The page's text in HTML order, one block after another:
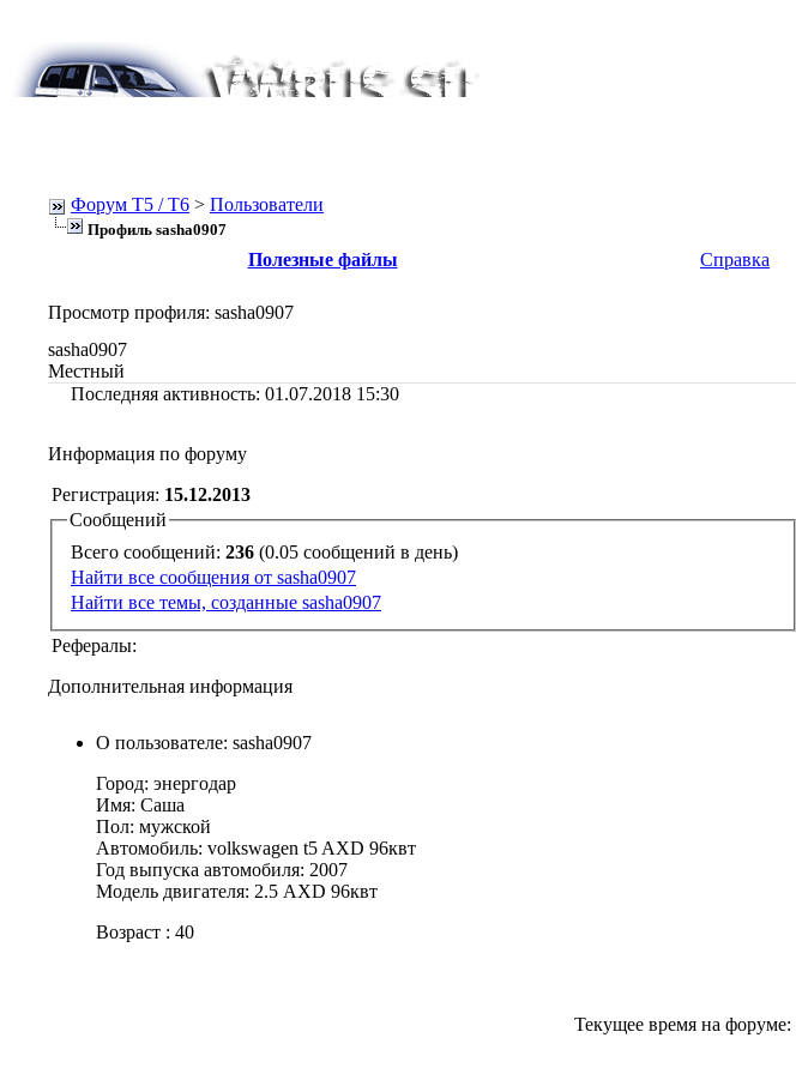
Форум Т5 / T6 > Пользователи
Профиль sasha0907
Полезные файлы
Справка
Просмотр профиля: sasha0907
sasha0907
Местный
Последняя активность: 01.07.2018 15:30
Информация по форуму
Регистрация: 15.12.2013
Сообщений
Всего сообщений: 236
(0.05 сообщений в день)
Найти все сообщения от sasha0907
Найти все темы, созданные sasha0907
Рефералы:
Дополнительная информация
О пользователе: sasha0907
Город: энергодар
Имя: Саша
Пол: мужской
Автомобиль: volkswagen t5 AXD 96квт
Год выпуска автомобиля: 2007
Модель двигателя: 2.5 AXD 96квт
Возраст : 40
Текущее время на форуме: